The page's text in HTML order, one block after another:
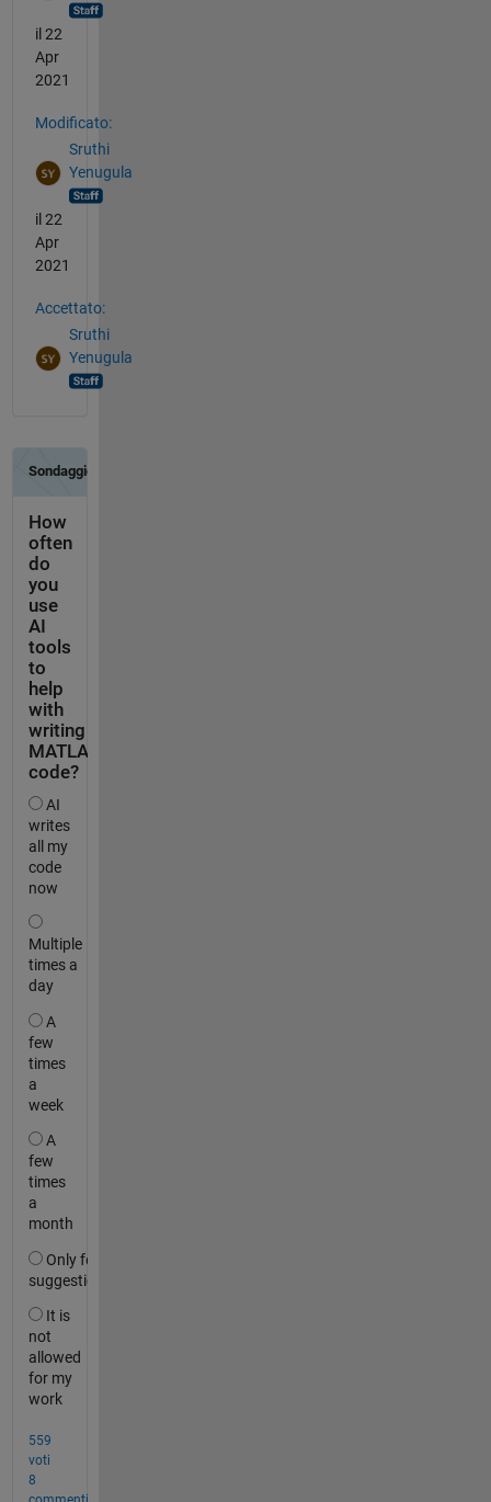
il 22
Apr
2021
Modificato:
Sruthi
Yenugula
il 22
Apr
2021
Accettato:
Sruthi
Yenugula